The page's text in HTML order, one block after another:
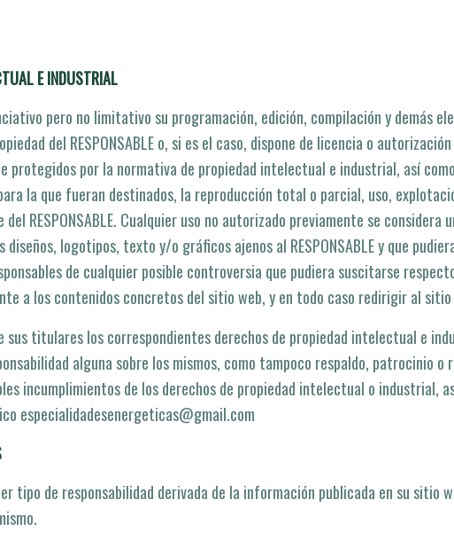
E INDUSTRIAL
pero no limitativo su programación, edición, compilación y demás
del RESPONSABLE o, si es el caso, dispone de licencia o
protegidos por la normativa de propiedad intelectual e industrial, así­
la que fueran destinados, la reproducción total o parcial, uso,
RESPONSABLE. Cualquier uso no autorizado previamente se
logotipos, texto y/o gráficos ajenos al RESPONSABLE y que
de cualquier posible controversia que pudiera suscitarse
a los contenidos concretos del sitio web, y en todo caso redirigir al
sus titulares los correspondientes derechos de propiedad intelectual e
alguna sobre los mismos, como tampoco respaldo, patrocinio
incumplimientos de los derechos de propiedad intelectual o industrial,
especialidadesenergeticas@gmail.com
tipo de responsabilidad derivada de la información publicada en su